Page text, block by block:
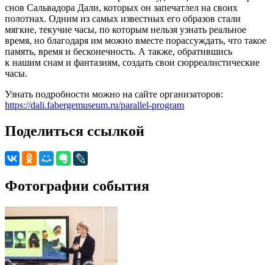
снов Сальвадора Дали, которых он запечатлел на своих
полотнах. Одним из самых известных его образов стали
мягкие, текучие часы, по которым нельзя узнать реальное
время, но благодаря им можно вместе порассуждать, что такое
память, время и бесконечность. А также, обратившись
к нашим снам и фантазиям, создать свои сюрреалистические
часы.
Узнать подробности можно на сайте организаторов:
https://dali.fabergemuseum.ru/parallel-program
Поделиться ссылкой
Фотографии события